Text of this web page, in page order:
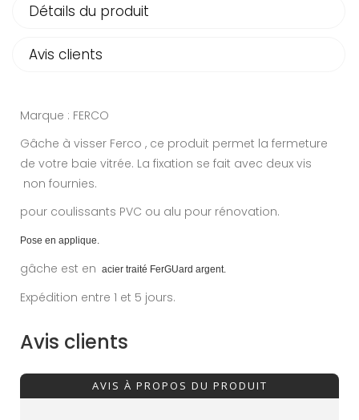
Détails du produit
Avis clients
Marque : FERCO
Gâche à visser Ferco , ce produit permet la fermeture
de votre baie vitrée. La fixation se fait avec deux vis
non fournies.
pour coulissants PVC ou alu pour rénovation.
Pose en applique.
gâche est en acier traité FerGUard argent.
Expédition entre 1 et 5 jours.
Avis clients
AVIS À PROPOS DU PRODUIT